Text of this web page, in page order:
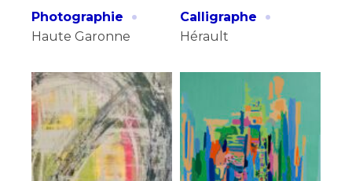
Photographie
·
Haute Garonne
Calligraphe
·
Hérault